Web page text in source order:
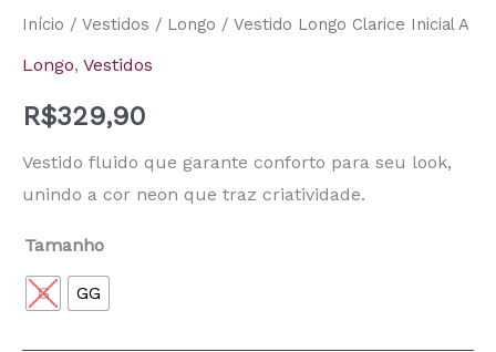
Início / Vestidos / Longo / Vestido Longo Clarice Inicial A
Longo, Vestidos
R$329,90
Vestido fluido que garante conforto para seu look,
unindo a cor neon que traz criatividade.
Tamanho
G GG